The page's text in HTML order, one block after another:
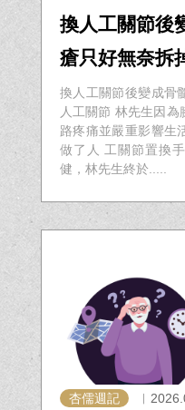
換人工關節後
瘡只好無奈拆
換人工關節後變成骨
人工關節 林先生因
路疼痛並嚴重影響生
做了人 工關節置換
健，林先生終於.....
杏儒週記